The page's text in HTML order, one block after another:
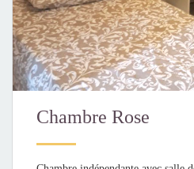
Chambre Rose